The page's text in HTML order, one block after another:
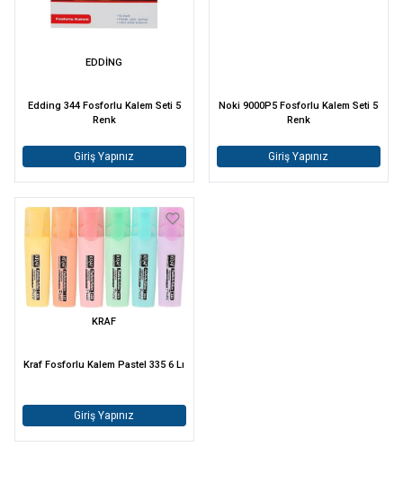
EDDİNG
Edding 344 Fosforlu Kalem Seti 5
Renk
Giriş Yapınız
Noki 9000P5 Fosforlu Kalem Seti 5
Renk
Giriş Yapınız
KRAF
Kraf Fosforlu Kalem Pastel 335 6 Lı
Giriş Yapınız